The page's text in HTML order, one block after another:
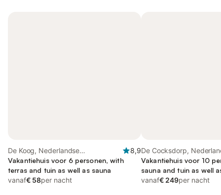
De Koog, Nederlandse
waddeneilanden
8,9
Vakantiehuis voor 6 personen, with
terras and tuin as well as sauna
vanaf€ 58per nacht
De Cocksdorp,
waddeneilanden
Vakantiehuis voor 10
sauna and tuin as well
whirlpool
vanaf€ 249per nacht